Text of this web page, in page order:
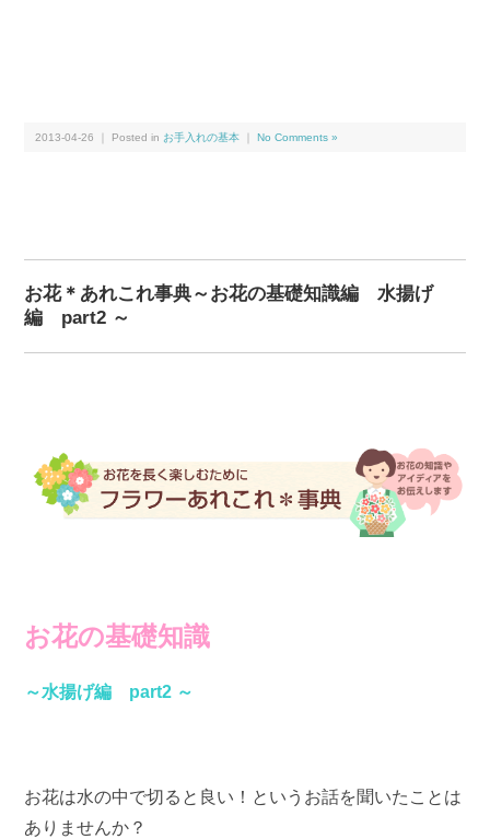
2013-04-26 ｜ Posted in お手入れの基本 ｜No Comments »
お花＊あれこれ事典～お花の基礎知識編 水揚げ
編 part2 ～
お花の基礎知識
～水揚げ編 part2 ～
お花は水の中で切ると良い！というお話を聞いたことは
ありませんか？